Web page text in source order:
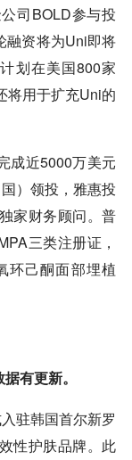
司BOLD参与投
融资将为Uni即将
划在美国800家
将用于扩充Uni的
成近5000万美元
）领投，雅惠投
家财务顾问。普
三类注册证，
环己酮面部埋植
有更新。
驻韩国首尔新罗
性护肤品牌。此